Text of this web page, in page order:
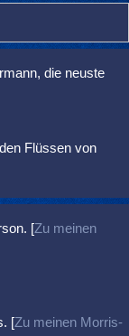
die neuste
Flüssen von
[Zu meinen
[Zu meinen Morris-